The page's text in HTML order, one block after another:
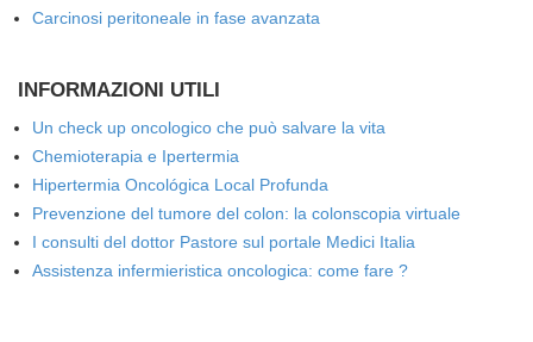
Carcinosi peritoneale in fase avanzata
INFORMAZIONI UTILI
Un check up oncologico che può salvare la vita
Chemioterapia e Ipertermia
Hipertermia Oncológica Local Profunda
Prevenzione del tumore del colon: la colonscopia virtuale
I consulti del dottor Pastore sul portale Medici Italia
Assistenza infermieristica oncologica: come fare ?